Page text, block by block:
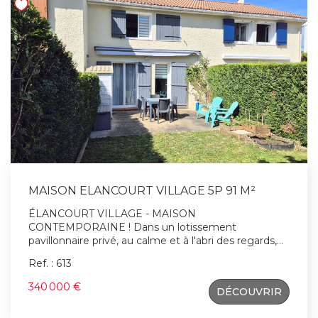
MAISON ELANCOURT VILLAGE 5P 91 M²
ÉLANCOURT VILLAGE - MAISON
CONTEMPORAINE ! Dans un lotissement
pavillonnaire privé, au calme et à l'abri des regards,
espace respire la lumière et la convivialité. Dès
l'entrée, le ton est donné : Un séjour double
chaleureux avec cheminée insert, parfait pour les
soirées d'hiver. Une salle à manger ouverte sur une
Ref. : 613
340 000 €
DÉCOUVRIR